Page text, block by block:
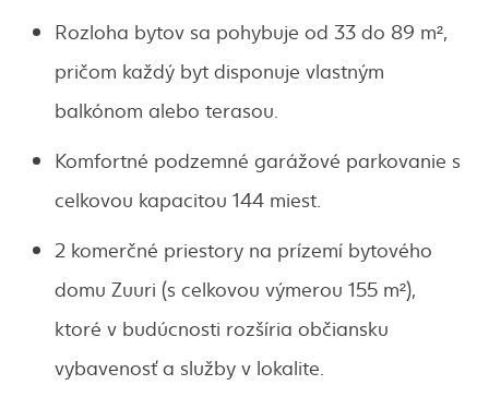
Rozloha bytov sa pohybuje od 33 do 89 m²,
pričom každý byt disponuje vlastným
balkónom alebo terasou.
Komfortné podzemné garážové parkovanie s
celkovou kapacitou 144 miest.
2 komerčné priestory na prízemí bytového
domu Zuuri (s celkovou výmerou 155 m²),
ktoré v budúcnosti rozšíria občiansku
vybavenosť a služby v lokalite.